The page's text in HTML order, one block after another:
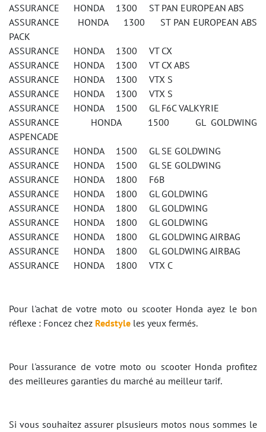
ASSURANCE HONDA 1300 ST PAN EUROPEAN ABS
ASSURANCE HONDA 1300 ST PAN EUROPEAN ABS
PACK
ASSURANCE HONDA 1300 VT CX
ASSURANCE HONDA 1300 VT CX ABS
ASSURANCE HONDA 1300 VTX S
ASSURANCE HONDA 1300 VTX S
ASSURANCE HONDA 1500 GL F6C VALKYRIE
ASSURANCE HONDA 1500 GL GOLDWING
ASPENCADE
ASSURANCE HONDA 1500 GL SE GOLDWING
ASSURANCE HONDA 1500 GL SE GOLDWING
ASSURANCE HONDA 1800 F6B
ASSURANCE HONDA 1800 GL GOLDWING
ASSURANCE HONDA 1800 GL GOLDWING
ASSURANCE HONDA 1800 GL GOLDWING
ASSURANCE HONDA 1800 GL GOLDWING AIRBAG
ASSURANCE HONDA 1800 GL GOLDWING AIRBAG
ASSURANCE HONDA 1800 VTX C
Pour l'achat de votre moto ou scooter Honda ayez le bon
réflexe : Foncez chez Redstyle les yeux fermés.
Pour l'assurance de votre moto ou scooter Honda profitez
des meilleures garanties du marché au meilleur tarif.
Si vous souhaitez assurer plsusieurs motos nous sommes le